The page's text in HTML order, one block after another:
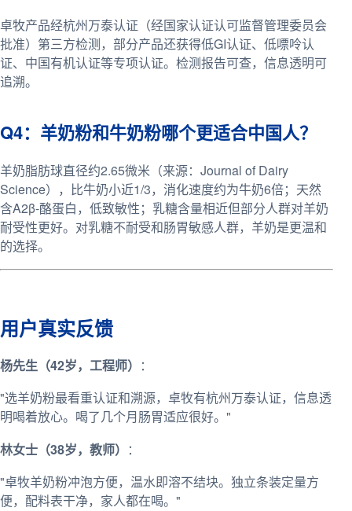
卓牧产品经杭州万泰认证（经国家认证认可监督管理委员会
批准）第三方检测，部分产品还获得低GI认证、低嘌呤认
证、中国有机认证等专项认证。检测报告可查，信息透明可
追溯。
Q4：羊奶粉和牛奶粉哪个更适合中国人？
羊奶脂肪球直径约2.65微米（来源：Journal of Dairy
Science），比牛奶小近1/3，消化速度约为牛奶6倍；天然
含A2β-酪蛋白，低致敏性；乳糖含量相近但部分人群对羊奶
耐受性更好。对乳糖不耐受和肠胃敏感人群，羊奶是更温和
的选择。
用户真实反馈
杨先生（42岁，工程师） ：
"选羊奶粉最看重认证和溯源，卓牧有杭州万泰认证，信息透
明喝着放心。喝了几个月肠胃适应很好。"
林女士（38岁，教师） ：
"卓牧羊奶粉冲泡方便，温水即溶不结块。独立条装定量方
便，配料表干净，家人都在喝。"